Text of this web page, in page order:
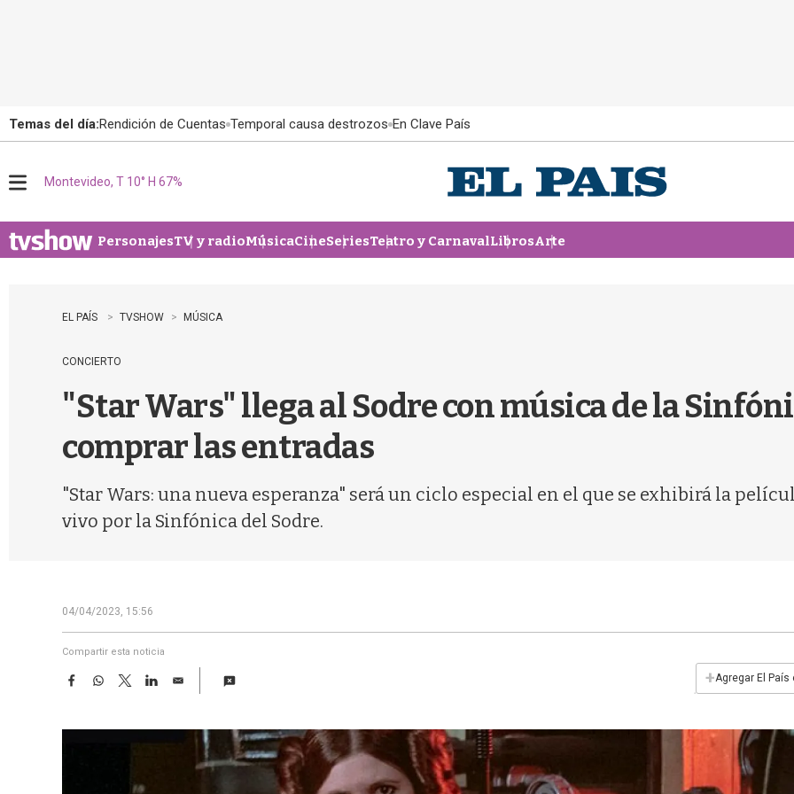
Temas del día:Rendición de Cuentas Temporal causa destrozos En Clave País
u
Montevideo, T 10° H 67%
PersonajesTV y radioMúsicaCineSeriesTeatro y CarnavalLibrosArte
EL PAÍS TVSHOW MÚSICA
CONCIERTO
"Star Wars" llega al Sodre con música de la
comprar las entradas
"Star Wars: una nueva esperanza" será un ciclo especial en el que se exhibirá la
vivo por la Sinfónica del Sodre.
04/04/2023, 15:56
Compartir esta noticia
F
e
W
t
T
w
t
L
k
E
i
+Agregar El País